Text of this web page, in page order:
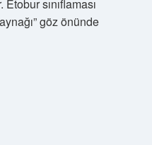
sınıflaması
göz önünde